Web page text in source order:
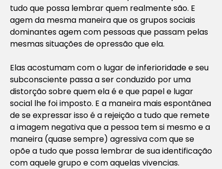
tudo que possa lembrar quem realmente são. E
agem da mesma maneira que os grupos sociais
dominantes agem com pessoas que passam pelas
mesmas situações de opressão que ela.
Elas acostumam com o lugar de inferioridade e seu
subconsciente passa a ser conduzido por uma
distorção sobre quem ela é e que papel e lugar
social lhe foi imposto. E a maneira mais espontânea
de se expressar isso é a rejeição a tudo que remete
a imagem negativa que a pessoa tem si mesmo e a
maneira (quase sempre) agressiva com que se
opõe a tudo que possa lembrar de sua identificação
com aquele grupo e com aquelas vivencias.